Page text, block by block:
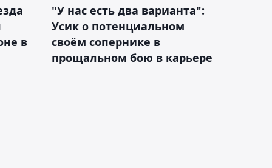
в
"У нас есть два варианта":
Усик о потенциальном
своём сопернике в
прощальном бою в карьере